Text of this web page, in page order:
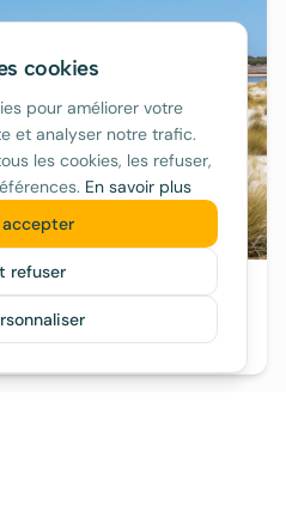
tourisme, authenticité
cookies
pour améliorer votre
et analyser notre trafic.
les cookies, les refuser,
En savoir plus
refuser
accepter